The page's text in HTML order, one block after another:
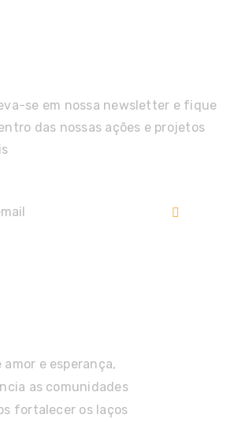
se em nossa newsletter e fique
das nossas ações e projetos
e esperança,
as comunidades
fortalecer os laços